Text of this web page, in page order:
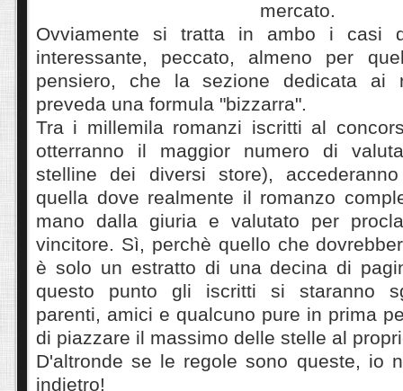
mercato.
Ovviamente si tratta in ambo i casi
interessante, peccato, almeno per
pensiero, che la sezione dedicata ai
preveda una formula "bizzarra".
Tra i millemila romanzi iscritti al
otterranno il maggior numero di
stelline dei diversi store),
quella dove realmente il romanzo
mano dalla giuria e valutato per
vincitore. Sì, perchè quello che
è solo un estratto di una decina di
questo punto gli iscritti si staranno
parenti, amici e qualcuno pure in prima
di piazzare il massimo delle stelle al
D'altronde se le regole sono queste, io
indietro!